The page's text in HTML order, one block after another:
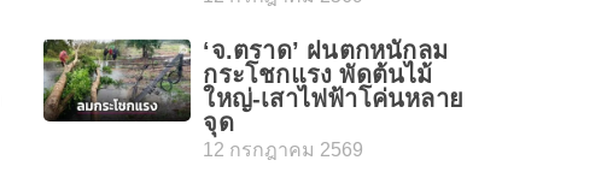
‘จ.ตราด’ ฝนตกหนักลม
กระโชกแรง พัดต้นไม้
ใหญ่-เสาไฟฟ้าโค่นหลาย
จุด
12 กรกฎาคม 2569